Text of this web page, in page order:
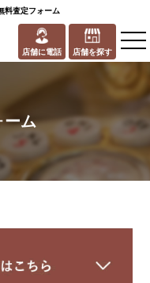
料査定フォーム
店舗に電話 店舗を探す
ーム